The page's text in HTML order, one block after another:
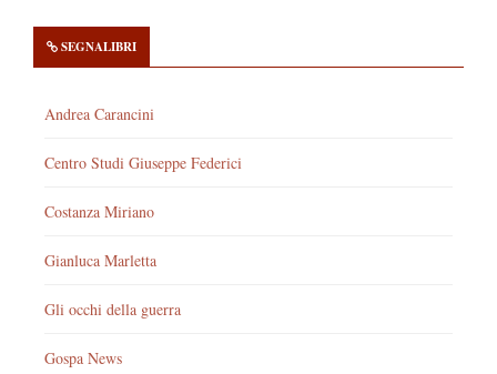
SEGNALIBRI
Andrea Carancini
Centro Studi Giuseppe Federici
Costanza Miriano
Gianluca Marletta
Gli occhi della guerra
Gospa News